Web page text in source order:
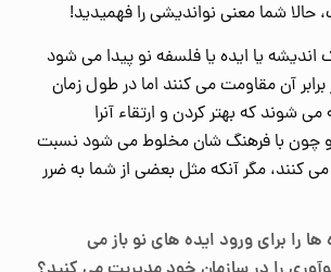
شما معنی نواندیشی را فهمیدید!
یا ایده یا فلسفه نو پیدا می شود
برابر آن مقاومت می کنند اما در طول زمان
شوند که بهتر کردن و ارتقاء آنرا
چون با فرهنگ شان مخلوط می شود نسبت
کنند، مگر آنکه مثل بعضی از شما به ضرر
ها را برای ورود ایده های نو باز می